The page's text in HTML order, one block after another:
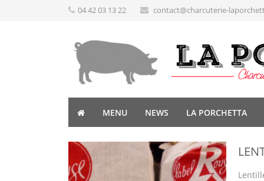
04 42 03 13 22 contact@charcuterie-
MENU NEWS LA PORCHETTA